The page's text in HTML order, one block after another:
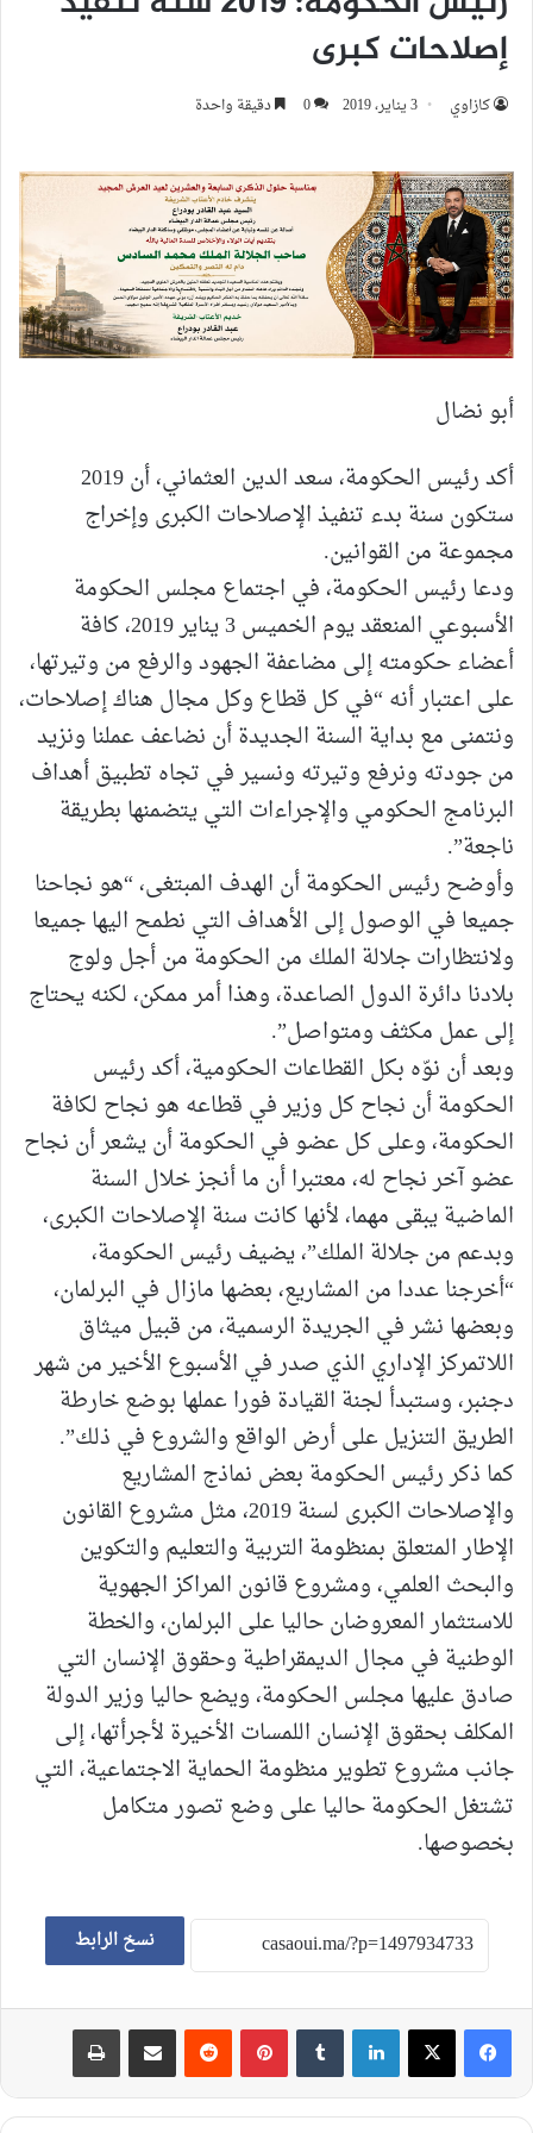
إصلاحات كبرى
كازاوي 3 يناير، 2019 0 دقيقة واحدة
أبو نضال
أكد رئيس الحكومة، سعد الدين العثماني، أن 2019
ستكون سنة بدء تنفيذ الإصلاحات الكبرى وإخراج
مجموعة من القوانين.
ودعا رئيس الحكومة، في اجتماع مجلس الحكومة
الأسبوعي المنعقد يوم الخميس 3 يناير 2019، كافة
أعضاء حكومته إلى مضاعفة الجهود والرفع من وتيرتها،
على اعتبار أنه “في كل قطاع وكل مجال هناك إصلاحات،
ونتمنى مع بداية السنة الجديدة أن نضاعف عملنا ونزيد
من جودته ونرفع وتيرته ونسير في تجاه تطبيق أهداف
البرنامج الحكومي والإجراءات التي يتضمنها بطريقة
ناجعة”.
وأوضح رئيس الحكومة أن الهدف المبتغى، “هو نجاحنا
جميعا في الوصول إلى الأهداف التي نطمح اليها جميعا
ولانتظارات جلالة الملك من الحكومة من أجل ولوج
بلادنا دائرة الدول الصاعدة، وهذا أمر ممكن، لكنه يحتاج
إلى عمل مكثف ومتواصل”.
وبعد أن نوّه بكل القطاعات الحكومية، أكد رئيس
الحكومة أن نجاح كل وزير في قطاعه هو نجاح لكافة
الحكومة، وعلى كل عضو في الحكومة أن يشعر أن نجاح
عضو آخر نجاح له، معتبرا أن ما أنجز خلال السنة
الماضية يبقى مهما، لأنها كانت سنة الإصلاحات الكبرى،
وبدعم من جلالة الملك”، يضيف رئيس الحكومة،
“أخرجنا عددا من المشاريع، بعضها مازال في البرلمان،
وبعضها نشر في الجريدة الرسمية، من قبيل ميثاق
اللاتمركز الإداري الذي صدر في الأسبوع الأخير من شهر
دجنبر، وستبدأ لجنة القيادة فورا عملها بوضع خارطة
الطريق التنزيل على أرض الواقع والشروع في ذلك”.
كما ذكر رئيس الحكومة بعض نماذج المشاريع
والإصلاحات الكبرى لسنة 2019، مثل مشروع القانون
الإطار المتعلق بمنظومة التربية والتعليم والتكوين
والبحث العلمي، ومشروع قانون المراكز الجهوية
للاستثمار المعروضان حاليا على البرلمان، والخطة
الوطنية في مجال الديمقراطية وحقوق الإنسان التي
صادق عليها مجلس الحكومة، ويضع حاليا وزير الدولة
المكلف بحقوق الإنسان اللمسات الأخيرة لأجرأتها، إلى
جانب مشروع تطوير منظومة الحماية الاجتماعية، التي
تشتغل الحكومة حاليا على وضع تصور متكامل
بخصوصها.
نسخ الرابط
لينكدإن بينتيريست